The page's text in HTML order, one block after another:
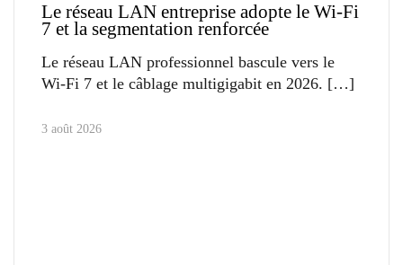
Le réseau LAN entreprise adopte le Wi-Fi
7 et la segmentation renforcée
Le réseau LAN professionnel bascule vers le
Wi-Fi 7 et le câblage multigigabit en 2026.
3 août 2026